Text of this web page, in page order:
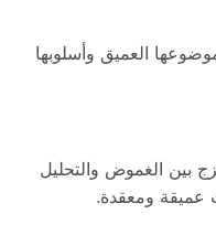
العميق وأسلوبها
بين الغموض والتحليل
عميقة ومعقدة.